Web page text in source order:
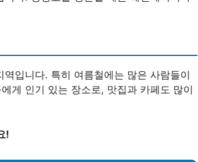
입니다. 특히 여름철에는 많은 사람들이
게 인기 있는 장소로, 맛집과 카페도 많이
!